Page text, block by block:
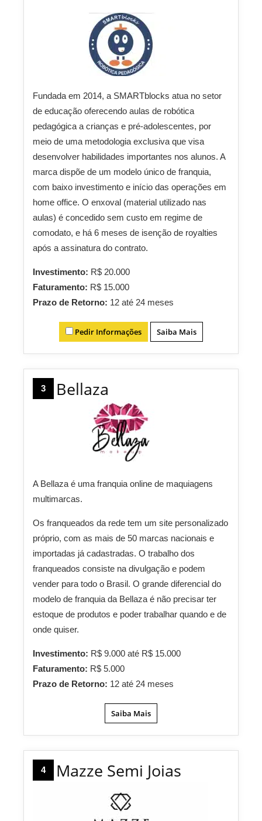
Fundada em 2014, a SMARTblocks atua no setor
de educação oferecendo aulas de robótica
pedagógica a crianças e pré-adolescentes, por
meio de uma metodologia exclusiva que visa
desenvolver habilidades importantes nos alunos. A
marca dispõe de um modelo único de franquia,
com baixo investimento e início das operações em
home office. O enxoval (material utilizado nas
aulas) é concedido sem custo em regime de
comodato, e há 6 meses de isenção de royalties
após a assinatura do contrato.
Investimento: R$ 20.000
Faturamento: R$ 15.000
Prazo de Retorno: 12 até 24 meses
Pedir Informações Saiba Mais
3 Bellaza
A Bellaza é uma franquia online de maquiagens
multimarcas.
Os franqueados da rede tem um site personalizado
próprio, com as mais de 50 marcas nacionais e
importadas já cadastradas. O trabalho dos
franqueados consiste na divulgação e podem
vender para todo o Brasil. O grande diferencial do
modelo de franquia da Bellaza é não precisar ter
estoque de produtos e poder trabalhar quando e de
onde quiser.
Investimento: R$ 9.000 até R$ 15.000
Faturamento: R$ 5.000
Prazo de Retorno: 12 até 24 meses
Saiba Mais
4 Mazze Semi Joias